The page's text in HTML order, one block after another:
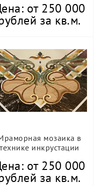
от 250 000
за кв.м.
мозаика в
технике инкрустации
от 250 000
за кв.м.